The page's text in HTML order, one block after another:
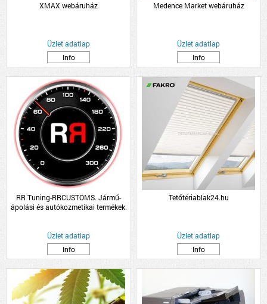
XMAX webáruház
Üzlet adatlap
Info
Medence Market webáruház
Üzlet adatlap
Info
RR Tuning-RRCUSTOMS. Jármű-
ápolási és autókozmetikai termékek.
Üzlet adatlap
Info
Tetőtériablak24.hu
Üzlet adatlap
Info